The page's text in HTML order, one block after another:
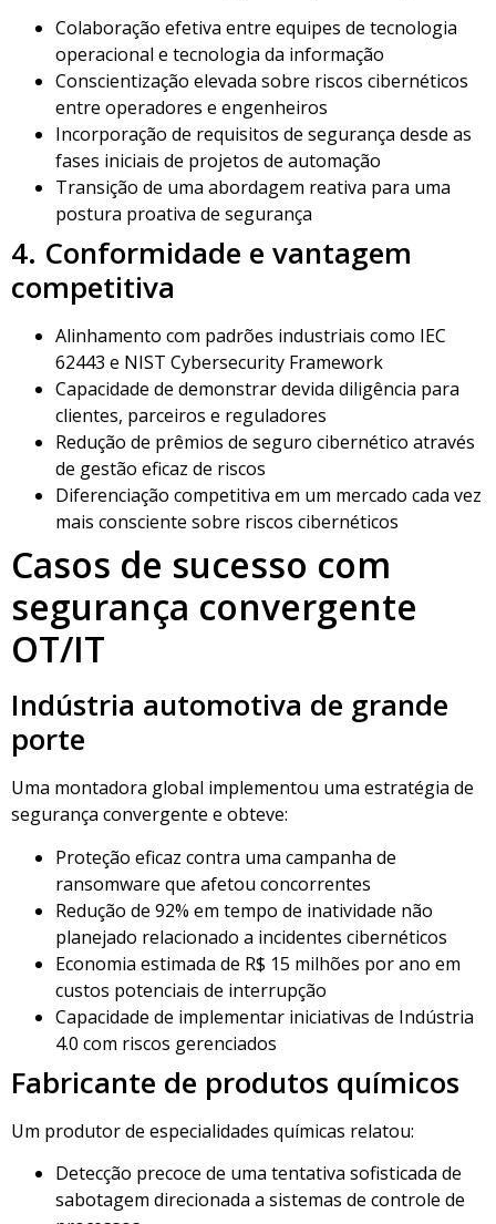
Colaboração efetiva entre equipes de tecnologia
operacional e tecnologia da informação
Conscientização elevada sobre riscos cibernéticos
entre operadores e engenheiros
Incorporação de requisitos de segurança desde as
fases iniciais de projetos de automação
Transição de uma abordagem reativa para uma
postura proativa de segurança
4. Conformidade e vantagem
competitiva
Alinhamento com padrões industriais como IEC
62443 e NIST Cybersecurity Framework
Capacidade de demonstrar devida diligência para
clientes, parceiros e reguladores
Redução de prêmios de seguro cibernético através
de gestão eficaz de riscos
Diferenciação competitiva em um mercado cada vez
mais consciente sobre riscos cibernéticos
Casos de sucesso com
segurança convergente
OT/IT
Indústria automotiva de grande
porte
Uma montadora global implementou uma estratégia de
segurança convergente e obteve:
Proteção eficaz contra uma campanha de
ransomware que afetou concorrentes
Redução de 92% em tempo de inatividade não
planejado relacionado a incidentes cibernéticos
Economia estimada de R$ 15 milhões por ano em
custos potenciais de interrupção
Capacidade de implementar iniciativas de Indústria
4.0 com riscos gerenciados
Fabricante de produtos químicos
Um produtor de especialidades químicas relatou:
Detecção precoce de uma tentativa sofisticada de
sabotagem direcionada a sistemas de controle de